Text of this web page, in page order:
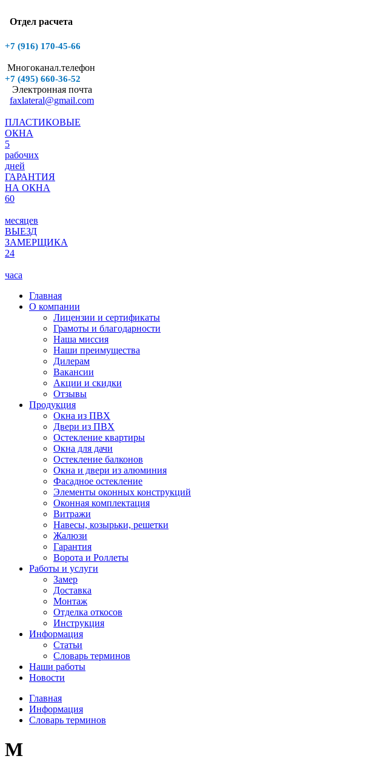
Отдел расчета
+7 (916) 170-45-66
Многоканал.телефон
+7 (495) 660-36-52
Электронная почта
faxlateral@gmail.com
ПЛАСТИКОВЫЕ
ОКНА
5
рабочих
дней
ГАРАНТИЯ
НА ОКНА
60
месяцев
ВЫЕЗД
ЗАМЕРЩИКА
24
часа
Главная
О компании
Лицензии и сертификаты
Грамоты и благодарности
Наша миссия
Наши преимущества
Дилерам
Вакансии
Акции и скидки
Отзывы
Продукция
Окна из ПВХ
Двери из ПВХ
Остекление квартиры
Окна для дачи
Остекление балконов
Окна и двери из алюминия
Фасадное остекление
Элементы оконных конструкций
Оконная комплектация
Витражи
Навесы, козырьки, решетки
Жалюзи
Гарантия
Ворота и Роллеты
Работы и услуги
Замер
Доставка
Монтаж
Отделка откосов
Инструкция
Информация
Статьи
Словарь терминов
Наши работы
Новости
Главная
Информация
Словарь терминов
М